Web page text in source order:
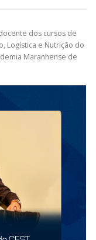
dos cursos de
Logística e Nutrição do
Maranhense de